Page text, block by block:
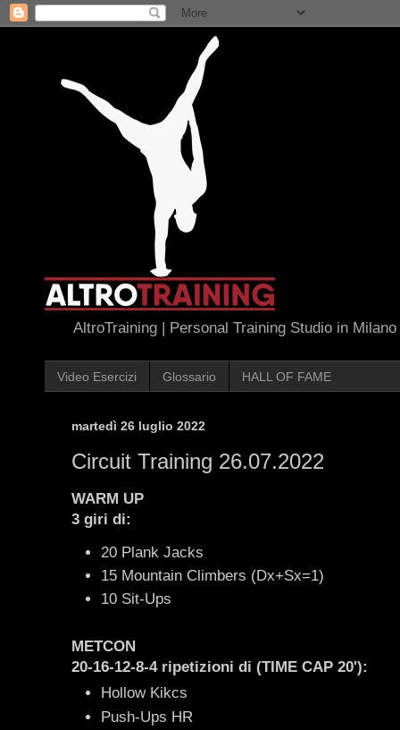
AltroTraining | Personal Training Studio in Milano
Video Esercizi Glossario HALL OF FAME
martedì 26 luglio 2022
Circuit Training 26.07.2022
WARM UP
3 giri di:
20 Plank Jacks
15 Mountain Climbers (Dx+Sx=1)
10 Sit-Ups
METCON
20-16-12-8-4 ripetizioni di (TIME CAP 20'):
Hollow Kikcs
Push-Ups HR